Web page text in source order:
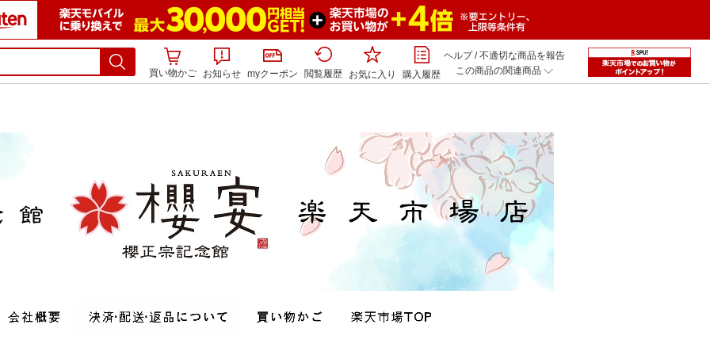
買い物かご お知らせ myクーポン 閲覧履歴 お気に入り 購入履歴
ヘルプ/不適切な商品を報告
この商品の関連商品